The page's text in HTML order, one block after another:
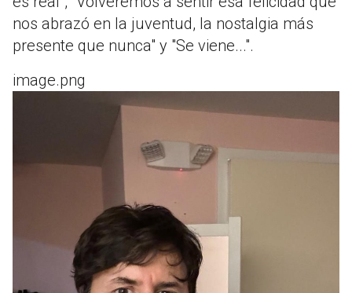
nos abrazó en la juventud, la nostalgia más
presente que nunca" y "Se viene...".
image.png